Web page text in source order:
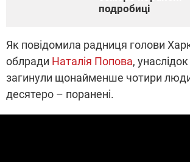
подробиці
Як повідомила радниця голови
облради Наталія Попова,
загинули щонайменше чотири
десятеро – поранені.